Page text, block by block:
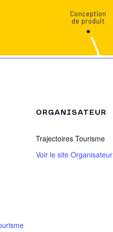
ORGANISATEUR
Trajectoires Tourisme
Voir le site Organisateur